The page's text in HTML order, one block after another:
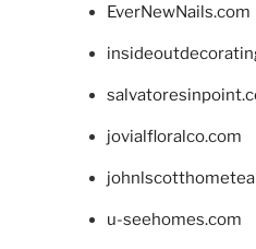
EverNewNails.com
jovialfloralco.com
u-seehomes.com